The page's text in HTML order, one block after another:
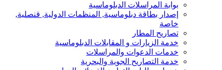
بوابة المراسلات الدبلوماسية
إصدار بطاقة دبلوماسية, المنظمات الدولية, قنصلية,
خاصة
تصاريح المطار
خدمة الزيارات و المقابلات الدبلوماسية
خدمات الدعوات والمراسلات
خدمة التصاريح الجوية والبحرية